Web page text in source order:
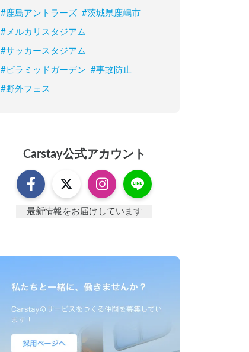
#鹿島アントラーズ #茨城県鹿嶋市
#メルカリスタジアム
#サッカースタジアム
#ピラミッドガーデン #事故防止
#野外フェス
Carstay公式アカウント
最新情報をお届けしています